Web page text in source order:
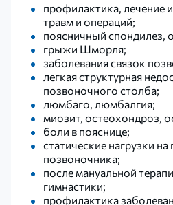
профилактика, лечение
травм и операций;
поясничный спондилез,
грыжи Шморля;
заболевания связок
легкая структурная
позвоночного столба;
люмбаго, люмбалгия;
миозит, остеохондроз,
боли в пояснице;
статические нагрузки
позвоночника;
после мануальной
гимнастики;
профилактика